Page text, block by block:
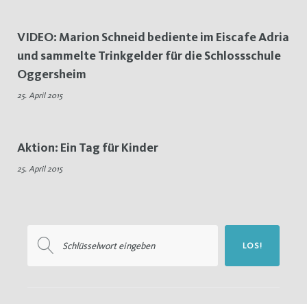
Tag:
25.
April
VIDEO: Marion Schneid bediente im Eiscafe Adria
und sammelte Trinkgelder für die Schlossschule
Oggersheim
25. April 2015
Aktion: Ein Tag für Kinder
25. April 2015
nach:
LOS!